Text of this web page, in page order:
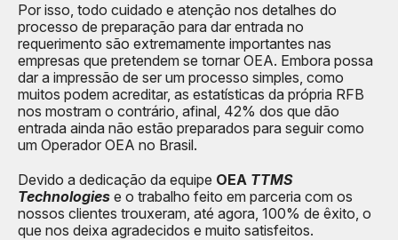
Por isso, todo cuidado e atenção nos detalhes do
processo de preparação para dar entrada no
requerimento são extremamente importantes nas
empresas que pretendem se tornar OEA. Embora possa
dar a impressão de ser um processo simples, como
muitos podem acreditar, as estatísticas da própria RFB
nos mostram o contrário, afinal, 42% dos que dão
entrada ainda não estão preparados para seguir como
um Operador OEA no Brasil.
Devido a dedicação da equipe OEA TTMS
Technologies e o trabalho feito em parceria com os
nossos clientes trouxeram, até agora, 100% de êxito, o
que nos deixa agradecidos e muito satisfeitos.